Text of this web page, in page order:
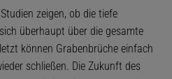
zeigen, ob die tiefe
überhaupt über die gesamte
können Grabenbrüche einfach
schließen. Die Zukunft des